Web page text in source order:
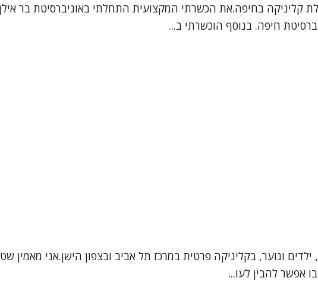
קליניקה בחיפה.את הכשרתי המקצועית התחלתי באוניברסיטת בר אילן
חיפה. בנוסף הוכשרתי ב...
ונוער, בקליניקה פרטית במרכז תל אביב ובצפון הישן.אני מאמין
אפשר להבין לעו...